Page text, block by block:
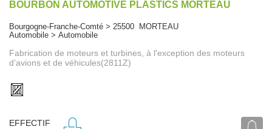
BOURBON AUTOMOTIVE PLASTICS MORTEAU
Bourgogne-Franche-Comté > 25500 MORTEAU
Automobile > Automobile
Fabrication de moteurs et turbines, à l'exception des moteurs
d’avions et de véhicules(2811Z)
EFFECTIF